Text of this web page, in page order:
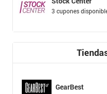
3 cupones
GearBest